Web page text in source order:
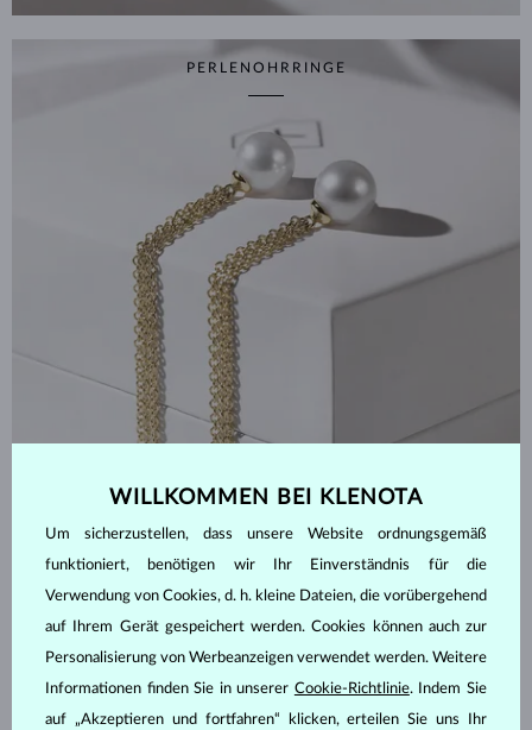
PERLENOHRRINGE
DURCHSEHEN
FANGEN SIE MIT DEMBESTEN AN
Lassen Sie sich von unseren beliebtesten Ohrringen inspirieren - von
schlicht und dezent bis zum extravaganten Statement Piece finden Sie in
unserer großen Auswahl alles, was das Herz begehrt.
WILLKOMMEN BEI KLENOTA
Um sicherzustellen, dass unsere Website ordnungsgemäß
funktioniert, benötigen wir Ihr Einverständnis für die
Verwendung von Cookies, d. h. kleine Dateien, die vorübergehend
auf Ihrem Gerät gespeichert werden. Cookies können auch zur
Personalisierung von Werbeanzeigen verwendet werden. Weitere
Informationen finden Sie in unserer Cookie-Richtlinie. Indem Sie
auf „Akzeptieren und fortfahren“ klicken, erteilen Sie uns Ihr